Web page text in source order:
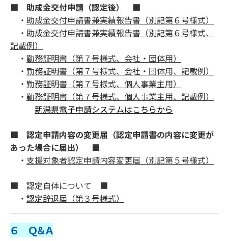
■ 助成金交付申請（認定後） ■
・ 助成金交付申請書兼実績報告書（別記第６号様式）
・ 助成金交付申請書兼実績報告書（別記第６号様式、
記載例）
・ 勤務証明書（第７号様式、会社・団体用）
・ 勤務証明書（第７号様式、会社・団体用、記載例）
・ 勤務証明書（第７号様式、個人事業主用）
・ 勤務証明書（第７号様式、個人事業主用、記載例）
新潟県電子申請システムはこちらから
■ 認定申請内容の変更届（認定申請書の内容に変更が
あった場合に届出） ■
・ 支援対象者認定申請内容変更届（別記第５号様式）
■ 認定自体について ■
・ 認定辞退届（第３号様式）
６ Ｑ＆Ａ